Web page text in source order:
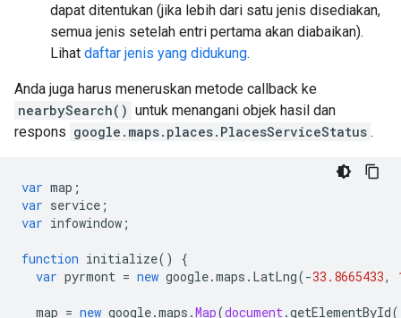
dapat ditentukan (jika lebih dari satu jenis disediakan,
semua jenis setelah entri pertama akan diabaikan).
Lihat daftar jenis yang didukung.
Anda juga harus meneruskan metode callback ke
nearbySearch() untuk menangani objek hasil dan
respons google.maps.places.PlacesServiceStatus .
var map ;
var service ;
var infowindow ;
function initialize()
{
var pyrmont = new google.maps . LatLng(-33.8665433,
map = new google.maps .Map(document.getElementById(